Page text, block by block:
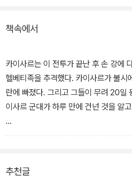
이 자신의 출장을 직접 들려준다는 점이
마흔이 넘어서야 전투의 총지휘권을 행
이 전쟁에서 어떤 식으로 장수의 기질
끌고, 이후 로마를 지배할 권력을 갖추
주목할 만하다. 사고의 자유로움, 속도
간결하고 힘있게 쓴 문장이 책에 힘을 더
책속에서
카이사르는 이 전투가 끝난 후 손 강에
헬베티족을 추격했다. 카이사르가 불시
란에 빠졌다. 그리고 그들이 무려 20일
이사르 군대가 하루 만에 건넌 것을 알
그는 카이사르에게 다음과 같은 취지를
겨하면서 전쟁을 일으키려 한다면, 카이
추천글